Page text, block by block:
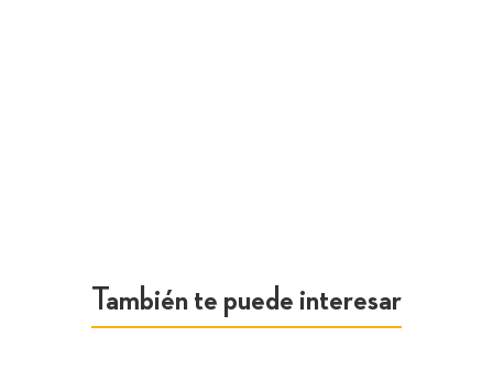
También te puede interesar